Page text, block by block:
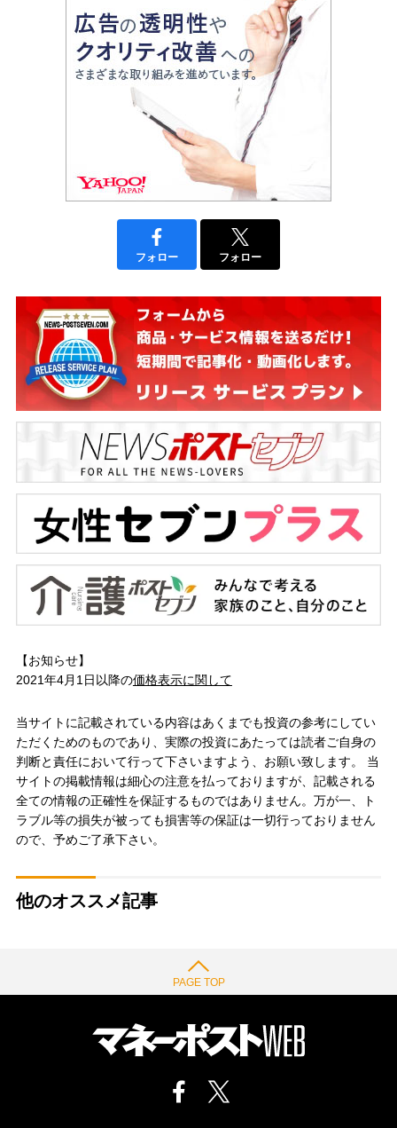
フォロー フォロー
【お知らせ】
2021年4月1日以降の価格表示に関して
当サイトに記載されている内容はあくまでも投資の参考にしてい
ただくためのものであり、実際の投資にあたっては読者ご自身の
判断と責任において行って下さいますよう、お願い致します。 当
サイトの掲載情報は細心の注意を払っておりますが、記載される
全ての情報の正確性を保証するものではありません。万が一、ト
ラブル等の損失が被っても損害等の保証は一切行っておりません
ので、予めご了承下さい。
他のオススメ記事
PAGE TOP